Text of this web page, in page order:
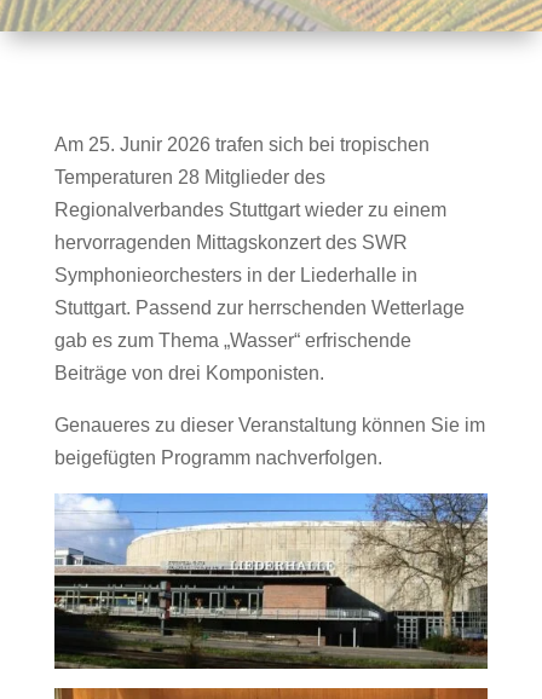
Am 25. Junir 2026 trafen sich bei tropischen
Temperaturen 28 Mitglieder des
Regionalverbandes Stuttgart wieder zu einem
hervorragenden Mittagskonzert des SWR
Symphonieorchesters in der Liederhalle in
Stuttgart. Passend zur herrschenden Wetterlage
gab es zum Thema „Wasser“ erfrischende
Beiträge von drei Komponisten.
Genaueres zu dieser Veranstaltung können Sie im
beigefügten Programm nachverfolgen.